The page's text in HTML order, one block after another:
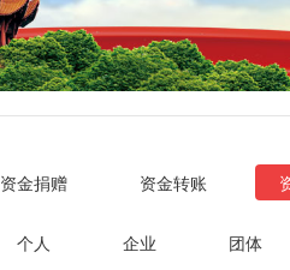
资金捐赠 资金转账
个人 企业 团体